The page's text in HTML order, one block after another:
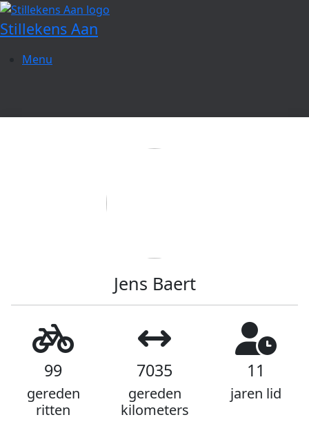
Spring
naar
de
inhoud
Stillekens Aan
Menu
Jens Baert
99
gereden
ritten
7035
gereden
kilometers
11
jaren lid